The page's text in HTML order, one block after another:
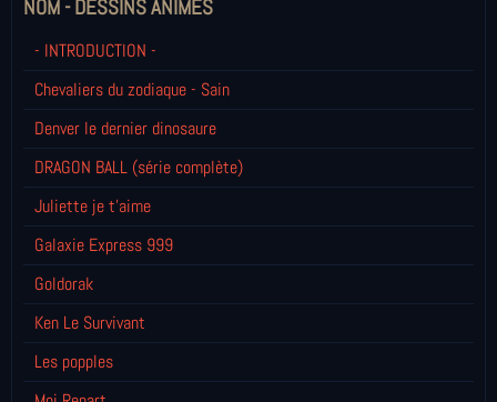
NOM - DESSINS ANIMÉS
- INTRODUCTION -
Chevaliers du zodiaque - Sain
Denver le dernier dinosaure
DRAGON BALL (série complète)
Juliette je t’aime
Galaxie Express 999
Goldorak
Ken Le Survivant
Les popples